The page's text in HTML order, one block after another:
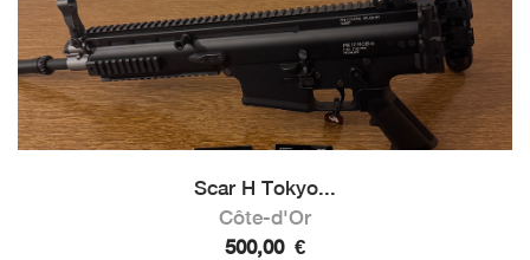
Scar H Tokyo...
Côte-d'Or
500,00 €